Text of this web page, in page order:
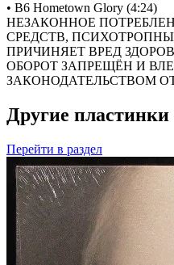
• B6 Hometown Glory (4:24)
НЕЗАКОННОЕ
СРЕДСТВ,
ПРИЧИНЯЕТ ВРЕД
ОБОРОТ ЗАПРЕЩЁН И
ЗАКОНОДАТЕЛЬСТВОМ
Другие пластинки
Перейти в раздел